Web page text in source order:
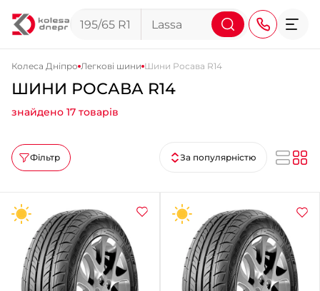
+38 (095) 276-44-44
+38 (067) 911-14-14
- на Щепкіна
+38 (098) 911-911-0
- на Тополі
+38 (098) 911-911-4
- на Калиновій
Колеса Дніпро Легкові шини Шини Росава R14
ШИНИ РОСАВА R14
знайдено 17 товарів
Фільтр За популярністю